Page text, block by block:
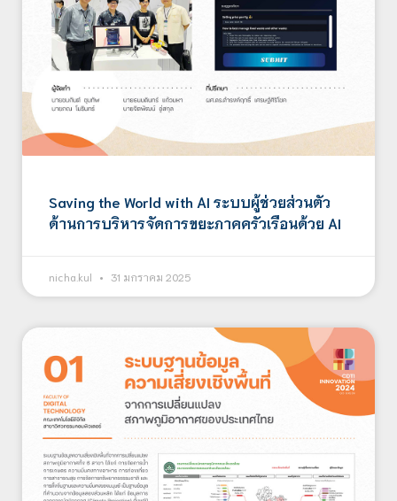
Saving the World with AI ระบบผู้ช่วยส่วนตัว
ด้านการบริหารจัดการขยะภาคครัวเรือนด้วย AI
nicha.kul 31 มกราคม 2025